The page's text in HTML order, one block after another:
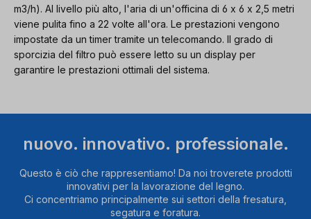
m3/h). Al livello più alto, l'aria di un'officina di 6 x 6 x 2,5 metri
viene pulita fino a 22 volte all'ora. Le prestazioni vengono
impostate da un timer tramite un telecomando. Il grado di
sporcizia del filtro può essere letto su un display per
garantire le prestazioni ottimali del sistema.
nuovo. innovativo. professionale.
Questo è ciò che rappresentiamo! Da noi troverete prodotti
innovativi per la lavorazione del legno.
Ci concentriamo principalmente sui settori della fresatura,
segatura e foratura.